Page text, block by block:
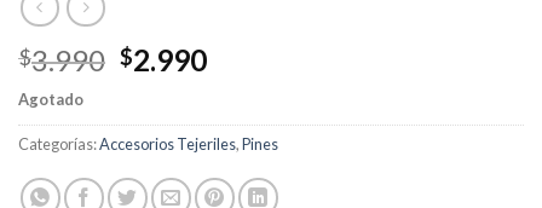
$3.990 $2.990
Agotado
Categorías:Accesorios Tejeriles,Pines